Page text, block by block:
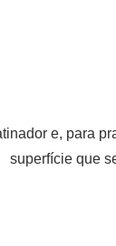
e, para
superfície que